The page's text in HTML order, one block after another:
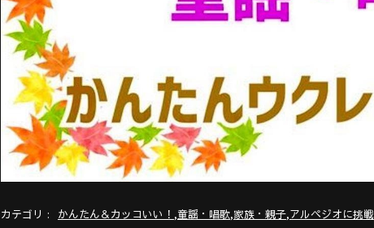
カテゴリ かんたん＆カッコいい！ ,童謡・唱歌,家族・親子,アルペジオに挑戦